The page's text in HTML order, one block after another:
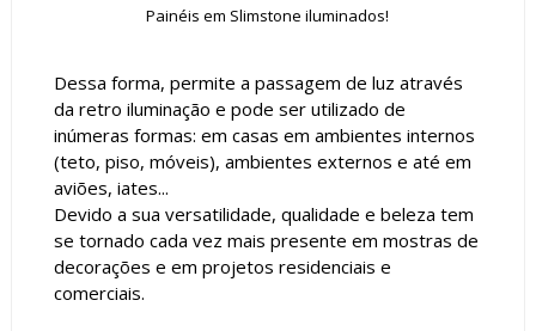
Painéis em Slimstone iluminados!
Dessa forma, permite a passagem de luz através
da retro iluminação e pode ser utilizado de
inúmeras formas: em casas em ambientes internos
(teto, piso, móveis), ambientes externos e até em
aviões, iates...
Devido a sua versatilidade, qualidade e beleza tem
se tornado cada vez mais presente em mostras de
decorações e em projetos residenciais e
comerciais.